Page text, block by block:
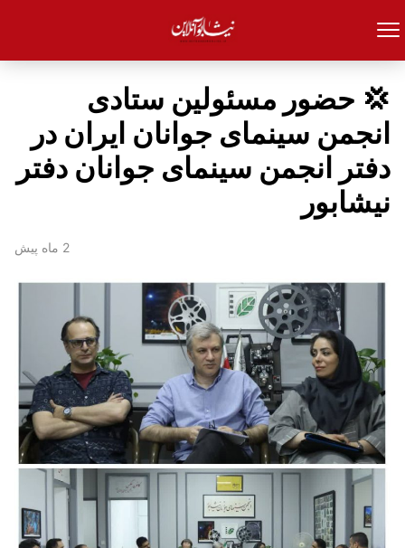
‍💢 حضور مسئولین ستادی
انجمن سینمای جوانان ایران در
دفتر انجمن سینمای جوانان دفتر
نیشابور
2 ماه پیش